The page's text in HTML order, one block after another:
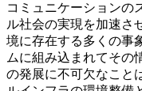
コミュニケーションの
ル社会の実現を加速さ
境に存在する多くの事
ムに組み込まれてその
の発展に不可欠なこと